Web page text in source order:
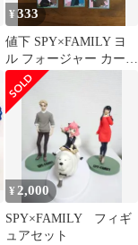
¥333
値下 SPY×FAMILY ヨ
ル フォージャー カード
ステッカー セット ９枚
¥2,000
SPY×FAMILY フィギ
ュアセット